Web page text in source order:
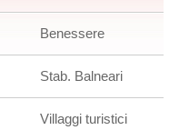
Benessere
Stab. Balneari
Villaggi turistici